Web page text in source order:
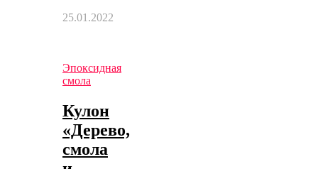
25.01.2022
Эпоксидная
смола
Кулон
«Дерево,
смола